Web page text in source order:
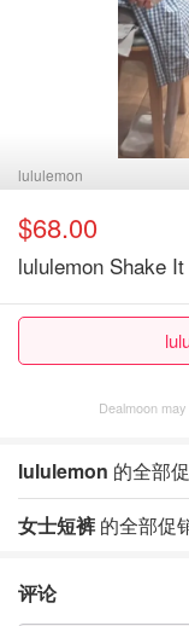
lululemon
$68.00
lululemon Shake
Dealmoon
lululemon 的全部
女士短裤 的全部促
评论